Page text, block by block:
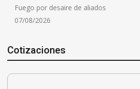
Fuego por desaire de aliados
07/08/2026
Cotizaciones